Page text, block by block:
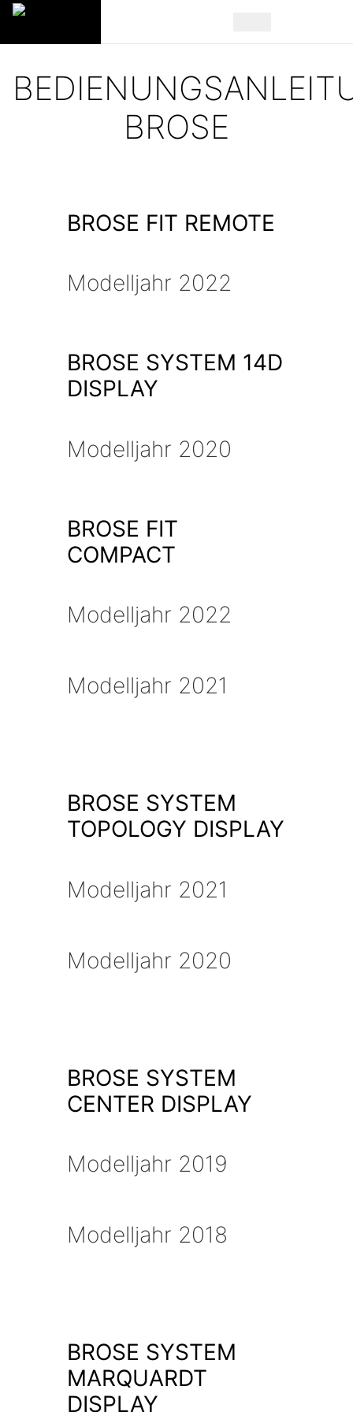
BROSE
BROSE FIT REMOTE
Modelljahr 2022
BROSE SYSTEM 14D
DISPLAY
Modelljahr 2020
BROSE FIT
COMPACT
Modelljahr 2022
Modelljahr 2021
BROSE SYSTEM
TOPOLOGY DISPLAY
Modelljahr 2021
Modelljahr 2020
BROSE SYSTEM
CENTER DISPLAY
Modelljahr 2019
Modelljahr 2018
BROSE SYSTEM
MARQUARDT
DISPLAY